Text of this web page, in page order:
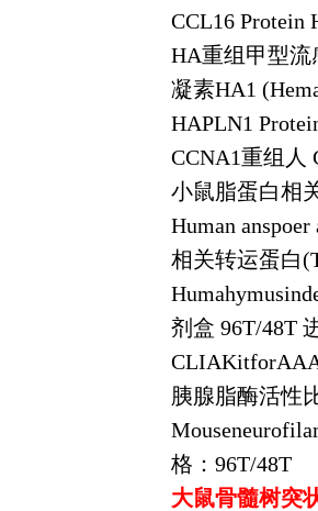
CCL16 Protein
HA重组甲型流
凝素HA1
HAPLN1
CCNA1重组人
小鼠脂蛋白相
Human
相关转运蛋白
剂盒 96T/48T
胰腺脂酶活性
格： 96T/48T
大鼠骨髓树突